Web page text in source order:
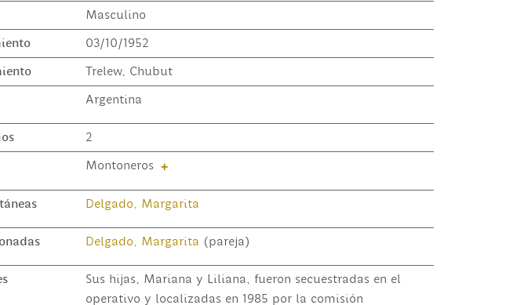
Masculino
03/10/1952
Trelew, Chubut
Argentina
2
Montoneros +
Delgado, Margarita
Delgado, Margarita (pareja)
Sus hijas, Mariana y Liliana, fueron secuestradas en el
operativo y localizadas en 1985 por la comisión